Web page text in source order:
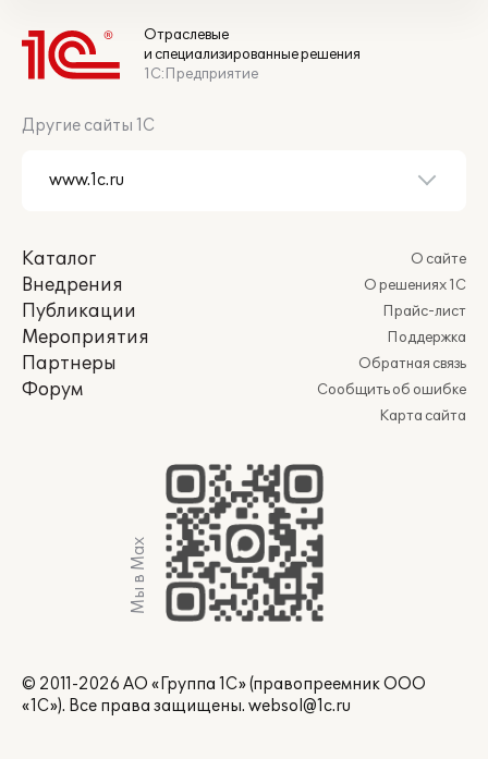
Отраслевые
и специализированные решения
1С:Предприятие
Другие сайты 1С
Каталог
Внедрения
Публикации
Мероприятия
Партнеры
Форум
О сайте
О решениях 1С
Прайс-лист
Поддержка
Обратная связь
Сообщить об ошибке
Карта сайта
Мы в Max
© 2011-2026 АО «Группа 1С» (правопреемник ООО
«1С»). Все права защищены. websol@1c.ru